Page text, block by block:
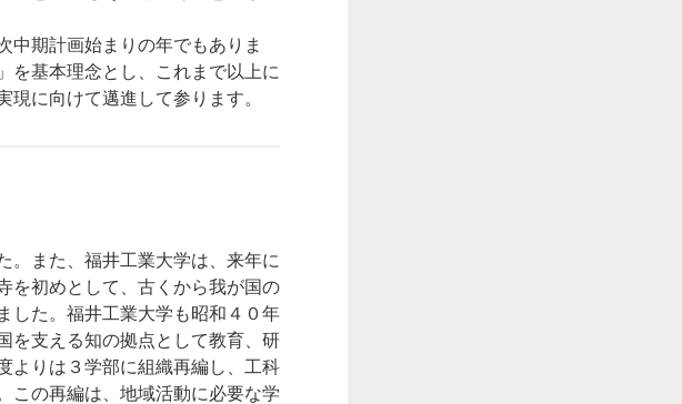
期計画始まりの年でもありま
を基本理念とし、これまで以上に
に向けて邁進して参ります。
また、福井工業大学は、来年に
を初めとして、古くから我が国の
した。福井工業大学も昭和４０年
を支える知の拠点として教育、研
よりは３学部に組織再編し、工科
この再編は、地域活動に必要な学